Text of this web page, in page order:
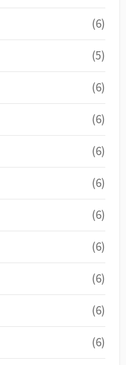
(6)
(5)
(6)
(6)
(6)
(6)
(6)
(6)
(6)
(6)
(6)